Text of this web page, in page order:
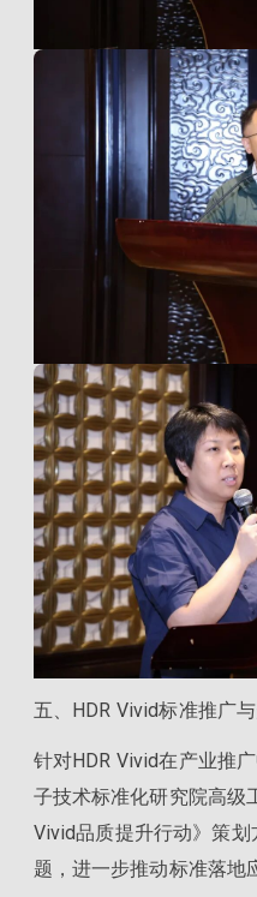
五、HDR Vivid标准推广
针对HDR Vivid在产业推
子技术标准化研究院高级
Vivid品质提升行动》策
题，进一步推动标准落地